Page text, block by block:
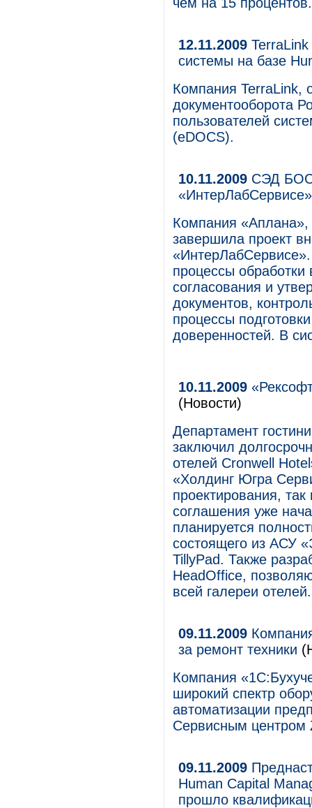
12.11.2009
системы на базе
Компания TerraLink,
документооборота
пользователей
(eDOCS).
10.11.2009 СЭД
«ИнтерЛабСервисе»
Компания
завершила проект
процессы
согласования и
документов,
процессы
доверенностей. В
10.11.2009
(Новости)
Департамент
заключил
отелей Cronwell
«Холдинг Югра
проектирования,
соглашения уже
планируется
состоящего из АСУ
TillyPad. Также
HeadOffice,
всей галереи отелей.
09.11.2009
за ремонт техники
Компания
широкий спектр
автоматизации
Сервисным центром
09.11.2009
Human Capital
прошло